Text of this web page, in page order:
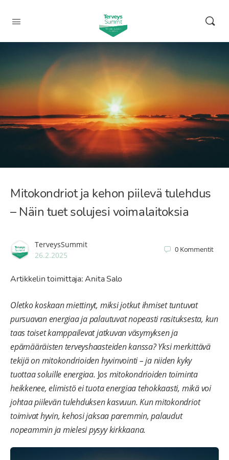
Mitokondriot ja kehon piilevä tulehdus
– Näin tuet solujesi voimalaitoksia
TerveysSummit
26.2.2025
0 Kommentit
Artikkelin toimittaja: Anita Salo
Oletko koskaan miettinyt, miksi jotkut ihmiset tuntuvat
pursuavan energiaa ja palautuvat nopeasti rasituksesta, kun
taas toiset kamppailevat jatkuvan väsymyksen ja
epämääräisten terveyshaasteiden kanssa? Yksi merkittävä
tekijä on mitokondrioiden hyvinvointi – ja niiden kyky
tuottaa soluille energiaa. Jos mitokondrioiden toiminta
heikkenee, elimistö ei tuota energiaa tehokkaasti, mikä voi
johtaa piilevän tulehduksen kasvuun. Kun mitokondriot
toimivat hyvin, kehosi jaksaa paremmin, palaudut
nopeammin ja mielesi pysyy kirkkaana.